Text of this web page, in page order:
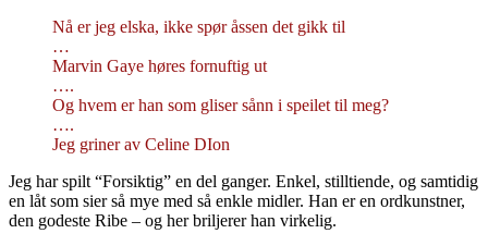
Nå er jeg elska, ikke spør åssen det gikk til
…
Marvin Gaye høres fornuftig ut
….
Og hvem er han som gliser sånn i speilet til meg?
….
Jeg griner av Celine DIon
Jeg har spilt “Forsiktig” en del ganger. Enkel, stilltiende, og samtidig
en låt som sier så mye med så enkle midler. Han er en ordkunstner,
den godeste Ribe – og her briljerer han virkelig.